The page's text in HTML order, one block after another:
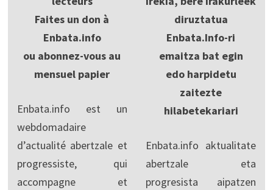
Faites un don à
Enbata.info
ou abonnez-vous au
mensuel papier
Enbata.info est un
webdomadaire
d’actualité abertzale et
progressiste, qui
accompagne et
diruztatua
Enbata.Info-ri
emaitza bat egin
edo harpidetu
zaitezte
hilabetekariari
Enbata.info aktualitate
abertzale eta
progresista aipatzen